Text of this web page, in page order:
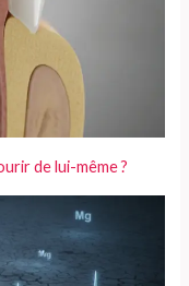
de lui-même ?